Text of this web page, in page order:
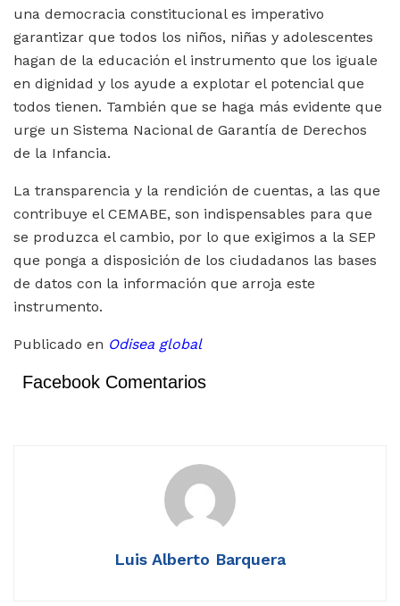
una democracia constitucional es imperativo
garantizar que todos los niños, niñas y adolescentes
hagan de la educación el instrumento que los iguale
en dignidad y los ayude a explotar el potencial que
todos tienen. También que se haga más evidente que
urge un Sistema Nacional de Garantía de Derechos
de la Infancia.
La transparencia y la rendición de cuentas, a las que
contribuye el CEMABE, son indispensables para que
se produzca el cambio, por lo que exigimos a la SEP
que ponga a disposición de los ciudadanos las bases
de datos con la información que arroja este
instrumento.
Publicado en Odisea global
Facebook Comentarios
Luis Alberto Barquera